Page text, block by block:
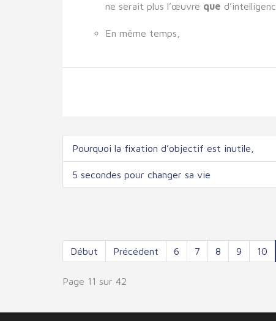
ne serait plus l’œuvre que
En même temps,
Pourquoi la fixation d’objectif est inutile,
5 secondes pour changer sa vie
Début Précédent 6 7 8 9 10
Page 11 sur 42